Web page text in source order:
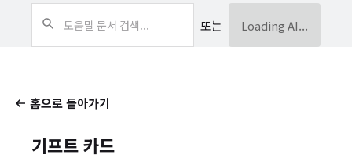
또는 Loading AI...
홈으로 돌아가기
기프트 카드